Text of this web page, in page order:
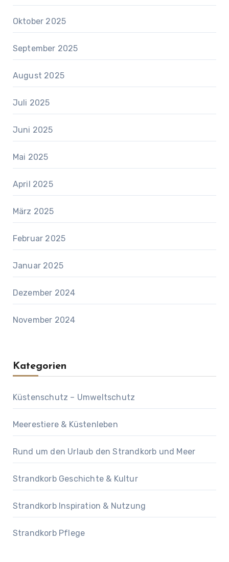
Oktober 2025
September 2025
August 2025
Juli 2025
Juni 2025
Mai 2025
April 2025
März 2025
Februar 2025
Januar 2025
Dezember 2024
November 2024
Kategorien
Küstenschutz – Umweltschutz
Meerestiere & Küstenleben
Rund um den Urlaub den Strandkorb und Meer
Strandkorb Geschichte & Kultur
Strandkorb Inspiration & Nutzung
Strandkorb Pflege